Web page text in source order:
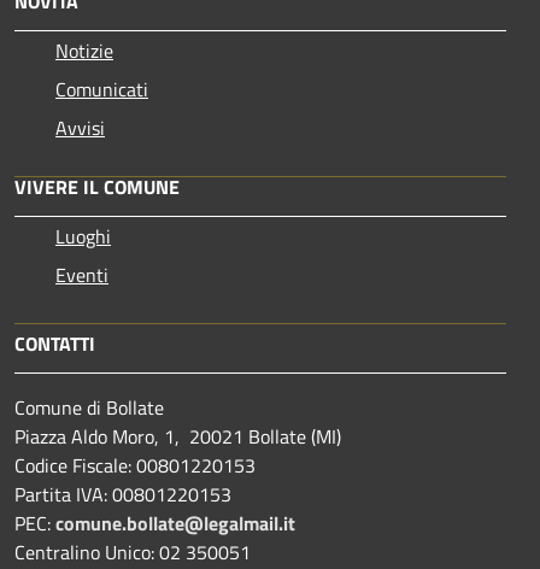
Notizie
Comunicati
Avvisi
VIVERE IL COMUNE
Luoghi
Eventi
CONTATTI
Comune di Bollate
Piazza Aldo Moro, 1, 20021 Bollate (MI)
Codice Fiscale: 00801220153
Partita IVA: 00801220153
PEC:comune.bollate@legalmail.it
Centralino Unico: 02 350051